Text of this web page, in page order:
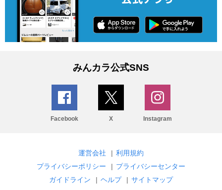
みんカラ公式SNS
Facebook X Instagram
運営会社 | 利用規約
プライバシーポリシー
| プライバシーセンター
ガイドライン
| ヘルプ | サイトマップ